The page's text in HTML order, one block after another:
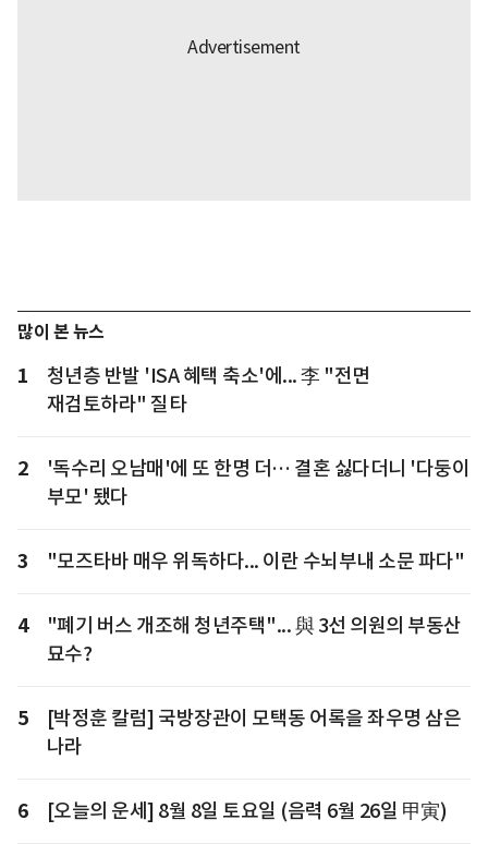
많이 본 뉴스
1
청년층 반발 'ISA 혜택 축소'에... 李 "전면
재검토하라" 질타
2
'독수리 오남매'에 또 한명 더… 결혼 싫다더니 '다둥이
부모' 됐다
3 "모즈타바 매우 위독하다... 이란 수뇌부내 소문 파다"
4
"폐기 버스 개조해 청년주택"... 與 3선 의원의 부동산
묘수?
5
[박정훈 칼럼] 국방장관이 모택동 어록을 좌우명 삼은
나라
6 [오늘의 운세] 8월 8일 토요일 (음력 6월 26일 甲寅)